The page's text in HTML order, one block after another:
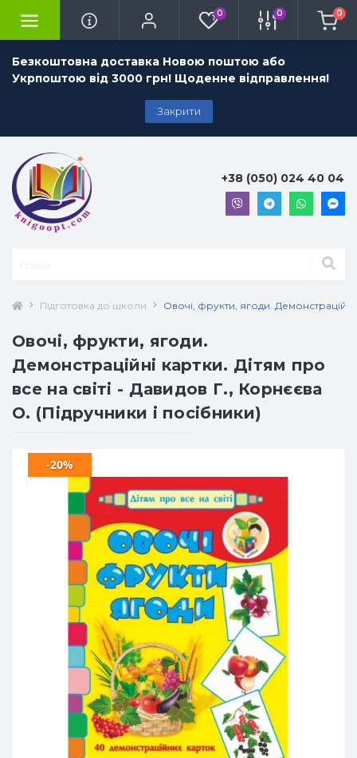
Безкоштовна доставка Новою поштою або
Укрпоштою від 3000 грн! Щоденне відправлення!
Закрити
0 0 0
+38 (050) 024 40 04
Підготовка до школи Овочі, фрукти, ягоди.
Овочі, фрукти, ягоди.
Демонстраційні картки. Дітям про
все на світі - Давидов Г., Корнєєва
О. (Підручники і посібники)
-20%